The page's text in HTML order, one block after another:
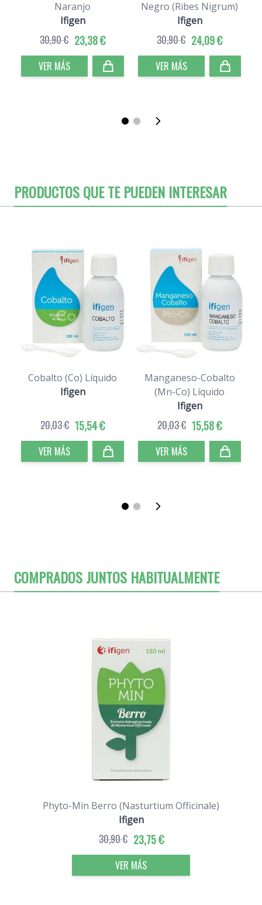
Naranjo
Ifigen
23,38 €
30,90 €
VER MÁS
Negro (Ribes Nigrum)
Ifigen
24,09 €
30,90 €
VER MÁS
PRODUCTOS QUE TE PUEDEN INTERESAR
Cobalto (Co) Líquido
Ifigen
15,54 €
20,03 €
VER MÁS
Manganeso-Cobalto
(Mn-Co) Líquido
Ifigen
15,58 €
20,03 €
VER MÁS
COMPRADOS JUNTOS HABITUALMENTE
Phyto-Min Berro (Nasturtium Officinale)
Ifigen
23,75 €
30,90 €
VER MÁS